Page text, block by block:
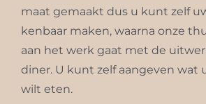
maat gemaakt dus u kunt zelf
kenbaar maken, waarna onze
aan het werk gaat met de
diner. U kunt zelf aangeven wat
wilt eten.